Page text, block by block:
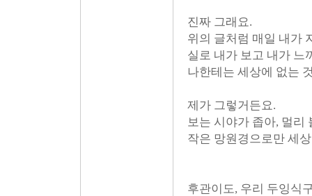
진짜 그래요.
위의 글처럼 매일 내가
실로 내가 보고 내가 느
나한테는 세상에 없는
제가 그렇거든요.
보는 시야가 좁아, 멀리
작은 망원경으로만 세
후관이도, 우리 두잉식